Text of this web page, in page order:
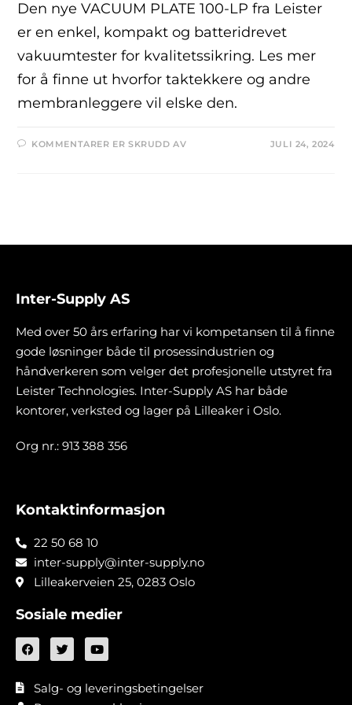
Den nye VACUUM PLATE 100-LP fra Leister
er en enkel, kompakt og batteridrevet
vakuumtester for kvalitetssikring. Les mer
for å finne ut hvorfor taktekkere og andre
membranleggere vil elske den.
KOMMENTARER ER SKRUDD AV JULI 24, 2024
Inter-Supply AS
Med over 50 års erfaring har vi kompetansen til å finne
gode løsninger både til prosessindustrien og
håndverkeren som velger det profesjonelle utstyret fra
Leister Technologies. Inter-Supply AS har både
kontorer, verksted og lager på Lilleaker i Oslo.
Org nr.: 913 388 356
Kontaktinformasjon
22 50 68 10
inter-supply@inter-supply.no
Lilleakerveien 25, 0283 Oslo
Sosiale medier
Salg- og leveringsbetingelser